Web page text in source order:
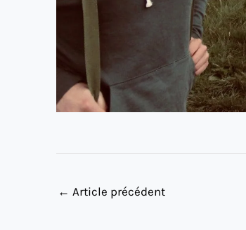
← Article précédent